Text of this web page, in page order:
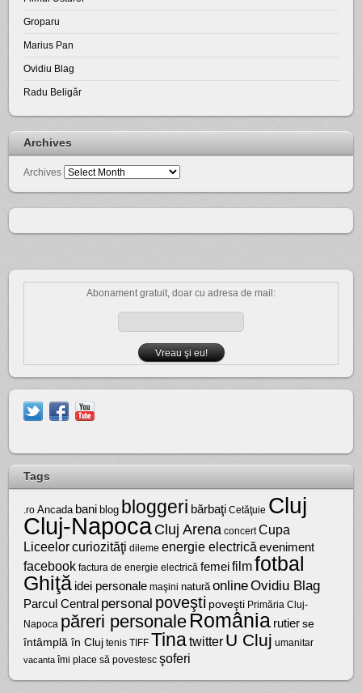
Groparu
Marius Pan
Ovidiu Blag
Radu Beligăr
Archives
Archives
Abonament gratuit, doar cu adresa de mail:
Tags
.ro Ancada bani blog bloggeri bărbaţi Cetăţuie Cluj
Cluj-NapocaCluj Arena concert Cupa
Liceelorcuriozităţi dileme energie electrică eveniment
facebook factura de energie electrică femei filmfotbal
Ghiţă idei personale maşini natură onlineOvidiu Blag
Parcul Central personal poveşti poveşti Primăria Cluj-
Napoca păreri personale România rutier se
întâmplă în Cluj tenis TIFF Tinatwitter U Cluj umanitar
vacanta îmi place să povestesc şoferi